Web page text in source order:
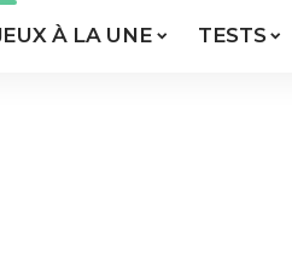
À LA UNE TESTS